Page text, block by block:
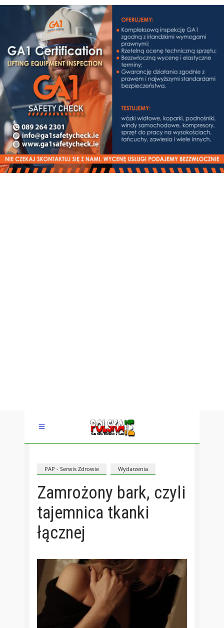
PAP - Serwis Zdrowie Wydarzenia
Zamrożony bark, czyli
tajemnica tkanki
łącznej